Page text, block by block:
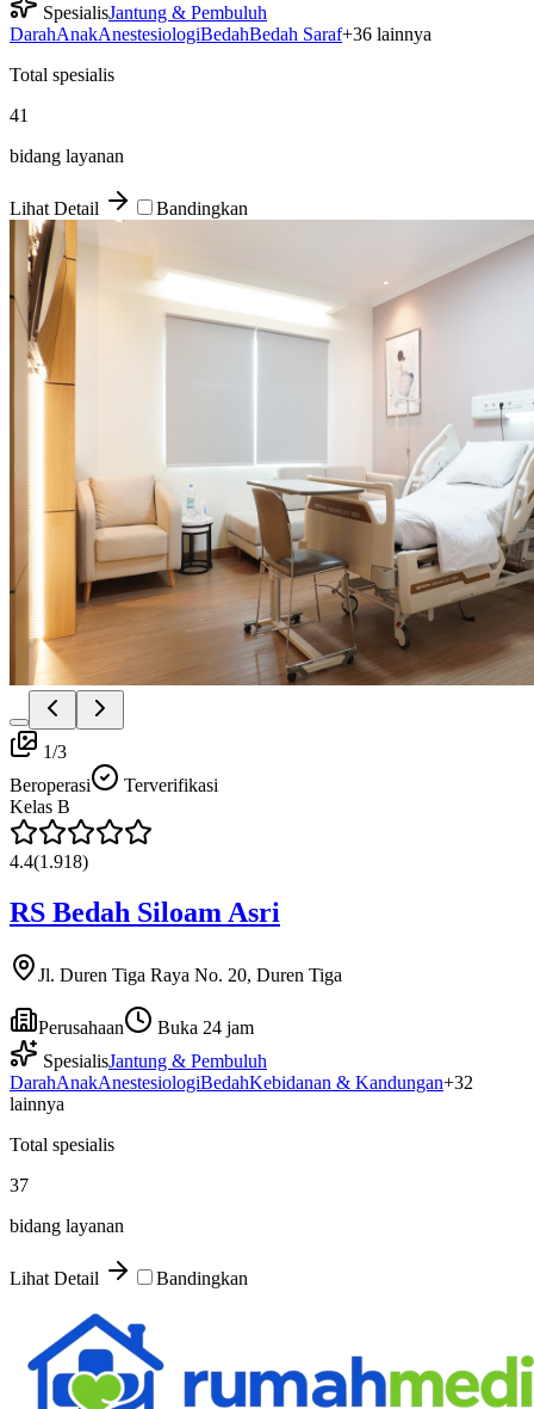
SpesialisJantung & Pembuluh
DarahAnakAnestesiologiBedahBedah Saraf+36 lainnya
Total spesialis
41
bidang layanan
Lihat Detail Bandingkan
1/3
Beroperasi
Terverifikasi
Kelas B
4.4(1.918)
RS Bedah Siloam Asri
Jl. Duren Tiga Raya No. 20, Duren Tiga
Perusahaan
Buka 24 jam
SpesialisJantung & Pembuluh
DarahAnakAnestesiologiBedahKebidanan & Kandungan+32
lainnya
Total spesialis
37
bidang layanan
Lihat Detail Bandingkan